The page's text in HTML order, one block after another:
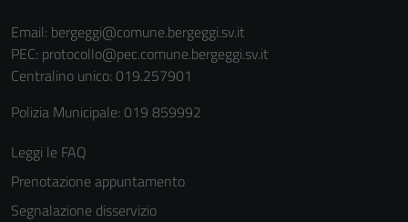
Email: bergeggi@comune.bergeggi.sv.it
PEC: protocollo@pec.comune.bergeggi.sv.it
Centralino unico: 019.257901
Polizia Municipale: 019 859992
Leggi le FAQ
Prenotazione appuntamento
Segnalazione disservizio
Tecnici
Questi cookie